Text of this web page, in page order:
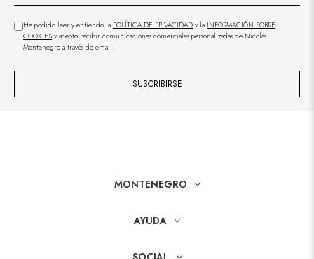
He podido leer y entiendo la POLÍTICA DE PRIVACIDAD y la INFORMACIÓN SOBRE
COOKIES y acepto recibir comunicaciones comerciales personalizadas de Nicolás
Montenegro a través de email.
SUSCRIBIRSE
MONTENEGRO
AYUDA